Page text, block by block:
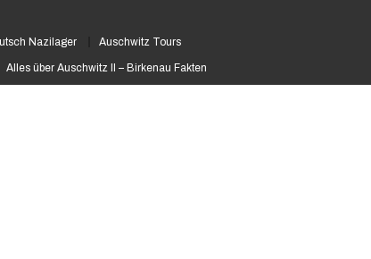
Nazilager Auschwitz Tours
Alles über Auschwitz II – Birkenau Fakten